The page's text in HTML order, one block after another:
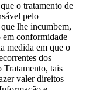
o tratamento de
pelo
lhe incumbem,
em conformidade —
medida em que o
dos
Tratamento, tais
valer direitos